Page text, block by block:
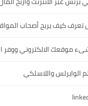
كيف يربح أصحاب
موقعك الالكتروني ووفر
الوايرلس واللاسلكي